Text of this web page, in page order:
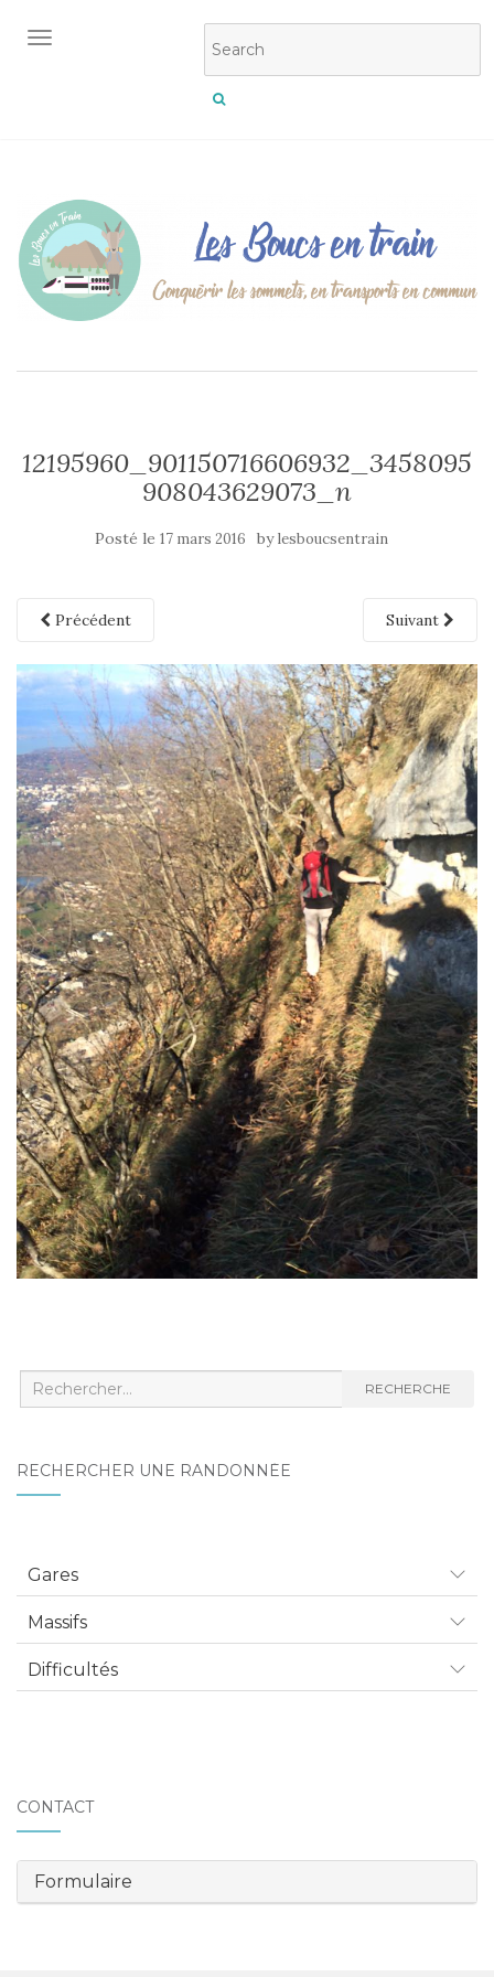
OUVRIR/FERMER LA NAVIGATION
12195960_901150716606932_3458095
908043629073_n
Posté le 17 mars 2016 bylesboucsentrain
Précédent Suivant
Recherche
RECHERCHE
RECHERCHER UNE RANDONNÉE
Gares
Massifs
Difficultés
CONTACT
Formulaire